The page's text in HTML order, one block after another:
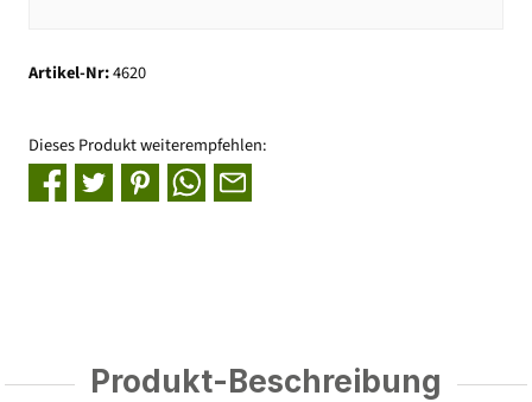
Artikel-Nr:4620
Dieses Produkt weiterempfehlen:
Produkt-Beschreibung